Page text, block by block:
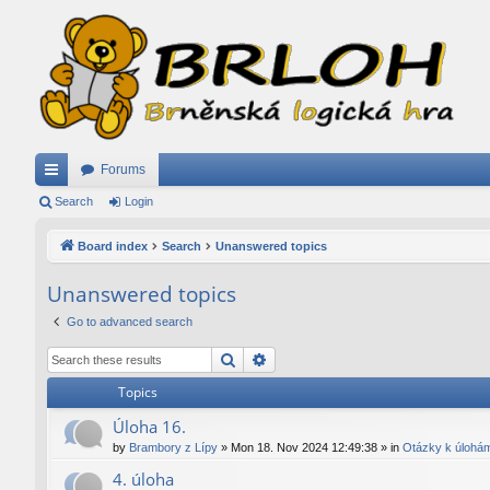
ui
ks
Forums
Search Login
Board index Search Unanswered topics
Unanswered topics
Go to advanced search
Search
Topics
Úloha 16.
by Brambory z Lípy » Mon 18. Nov 2024 12:49:38 » in Otázky k
4. úloha